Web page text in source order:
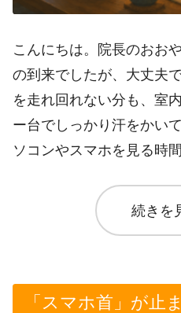
こんにちは。院長のおお
の到来でしたが、大丈夫
を走れ回れない分も、室
ー台でしっかり汗をかい
ソコンやスマホを見る時
続きを
「スマホ首」が止